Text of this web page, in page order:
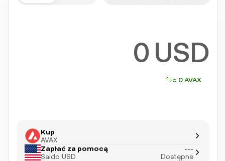
USD
≈ 0 AVAX
Kup
AVAX
Zapłać za pomocą
Saldo USD
---
Dostępne